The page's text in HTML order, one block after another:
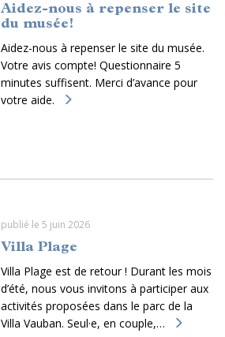
Aidez-nous à repenser le site
du musée!
Aidez-nous à repenser le site du musée.
Votre avis compte! Questionnaire 5
minutes suffisent. Merci d’avance pour
votre aide.
publié le 5 juin 2026
Villa Plage
Villa Plage est de retour ! Durant les mois
d’été, nous vous invitons à participer aux
activités proposées dans le parc de la
Villa Vauban. Seul·e, en couple,…